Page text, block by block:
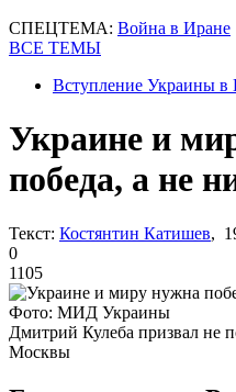
СПЕЦТЕМА: Война в Иране
ВСЕ ТЕМЫ
Вступление Украины в
Украине и
победа, а не
Текст: Костянтин Катишев,
0
1105
Фото: МИД Украины
Дмитрий Кулеба призвал не
Москвы